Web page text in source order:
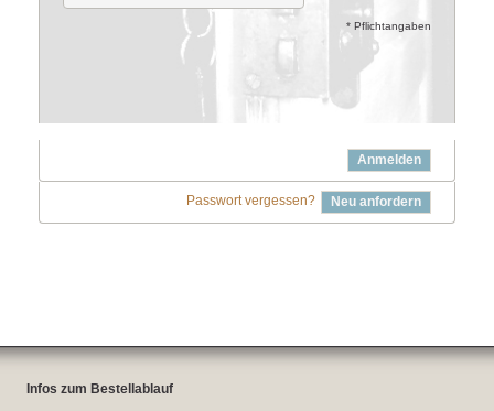
* Pflichtangaben
Anmelden
Passwort vergessen? Neu anfordern
Infos zum Bestellablauf